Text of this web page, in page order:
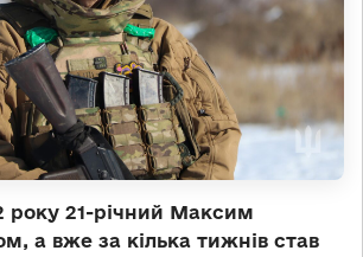
року 21-річний Максим
а вже за кілька тижнів став